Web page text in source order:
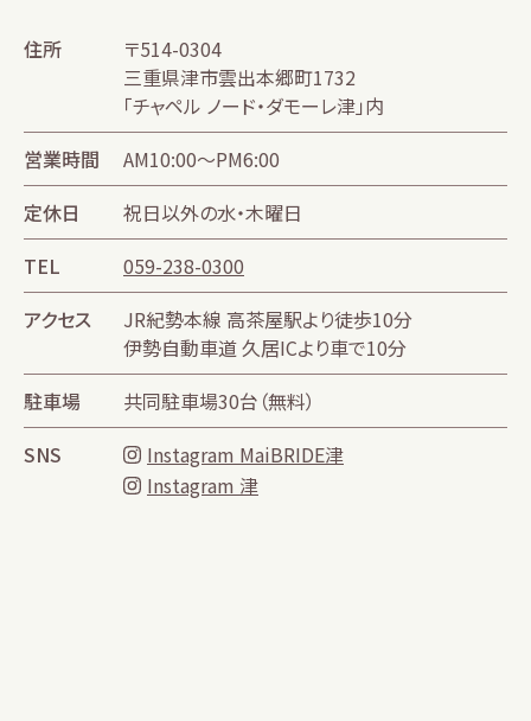
住所
〒514-0304
三重県津市雲出本郷町1732
「チャペル ノード・ダモーレ津」内
営業時間
AM10:00～PM6:00
定休日
祝日以外の水・木曜日
TEL
059-238-0300
アクセス
JR紀勢本線 高茶屋駅より徒歩10分
伊勢自動車道 久居ICより車で10分
駐車場
共同駐車場30台（無料）
SNS
Instagram MaiBRIDE津
Instagram 津